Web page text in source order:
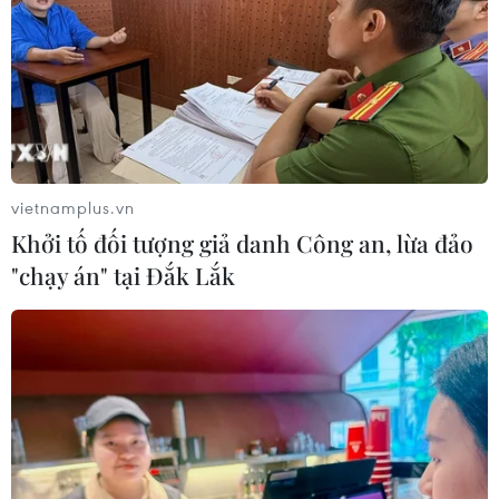
Xuất khẩu gạo Thái Lan giảm gần
19% trong nửa đầu năm 2026
05/08/2026 11:36
Trung Quốc sẽ đáp trả các biện pháp
hạn chế của Mỹ
05/08/2026 11:01
Phê duyệt Điều chỉnh Quy hoạch
chung Khu kinh tế Vũng Áng đến
năm 2050
05/08/2026 10:07
vietnamplus.vn
Khởi tố đối tượng giả danh Công an, lừa đảo
"chạy án" tại Đắk Lắk